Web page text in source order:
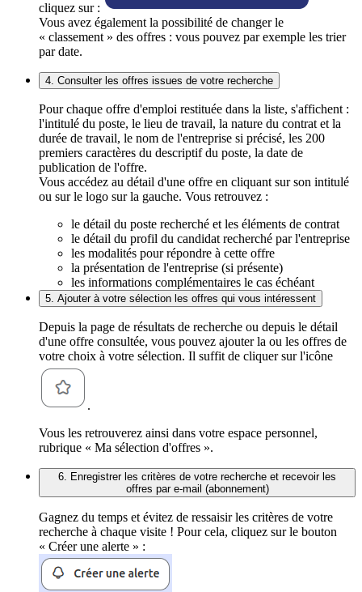
cliquez sur :
Vous avez également la possibilité de changer le
« classement » des offres : vous pouvez par exemple les trier
par date.
4. Consulter les offres issues de votre recherche
Pour chaque offre d'emploi restituée dans la liste, s'affichent :
l'intitulé du poste, le lieu de travail, la nature du contrat et la
durée de travail, le nom de l'entreprise si précisé, les 200
premiers caractères du descriptif du poste, la date de
publication de l'offre.
Vous accédez au détail d'une offre en cliquant sur son intitulé
ou sur le logo sur la gauche. Vous retrouvez :
le détail du poste recherché et les éléments de contrat
le détail du profil du candidat recherché par l'entreprise
les modalités pour répondre à cette offre
la présentation de l'entreprise (si présente)
les informations complémentaires le cas échéant
5. Ajouter à votre sélection les offres qui vous intéressent
Depuis la page de résultats de recherche ou depuis le détail
d'une offre consultée, vous pouvez ajouter la ou les offres de
votre choix à votre sélection. Il suffit de cliquer sur l'icône
.
Vous les retrouverez ainsi dans votre espace personnel,
rubrique « Ma sélection d'offres ».
6. Enregistrer les critères de votre recherche et recevoir les
offres par e-mail (abonnement)
Gagnez du temps et évitez de ressaisir les critères de votre
recherche à chaque visite ! Pour cela, cliquez sur le bouton
« Créer une alerte » :